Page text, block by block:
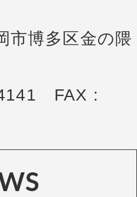
市博多区金の隈
FAX :